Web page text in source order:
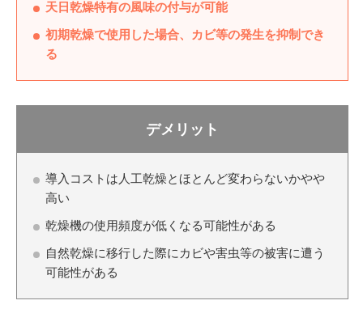
天日乾燥特有の風味の付与が可能
初期乾燥で使用した場合、カビ等の発生を抑制でき
る
デメリット
導入コストは人工乾燥とほとんど変わらないかやや
高い
乾燥機の使用頻度が低くなる可能性がある
自然乾燥に移行した際にカビや害虫等の被害に遭う
可能性がある